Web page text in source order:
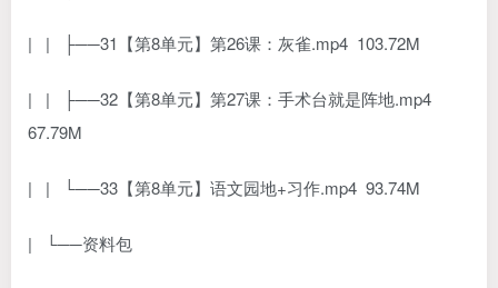
| | ├──31【第8单元】第26课：灰雀.mp4 103.72M
| | ├──32【第8单元】第27课：手术台就是阵地.mp4
67.79M
| | └──33【第8单元】语文园地+习作.mp4 93.74M
| └──资料包